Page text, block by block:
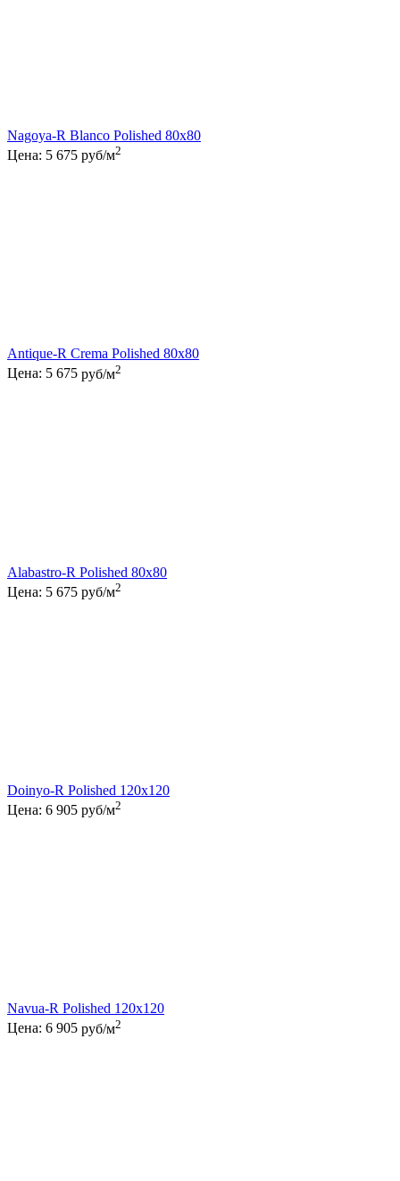
Nagoya-R Blanco Polished 80x80
Цена: 5 675 руб/м2
Antique-R Crema Polished 80x80
Цена: 5 675 руб/м2
Alabastro-R Polished 80x80
Цена: 5 675 руб/м2
Doinyo-R Polished 120x120
Цена: 6 905 руб/м2
Navua-R Polished 120x120
Цена: 6 905 руб/м2